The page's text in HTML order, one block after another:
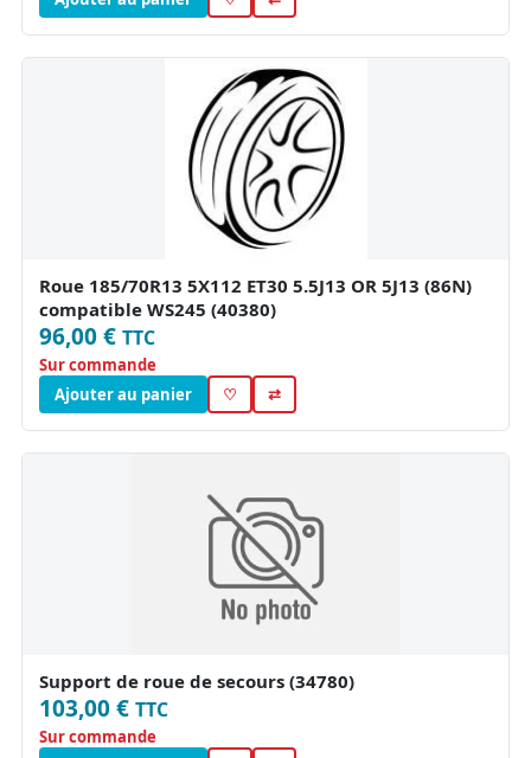
Roue 185/70R13 5X112 ET30 5.5J13 OR 5J13 (86N)
compatible WS245 (40380)
96,00 € TTC
Sur commande
Ajouter au panier
♡ ⇄
Support de roue de secours (34780)
103,00 € TTC
Sur commande